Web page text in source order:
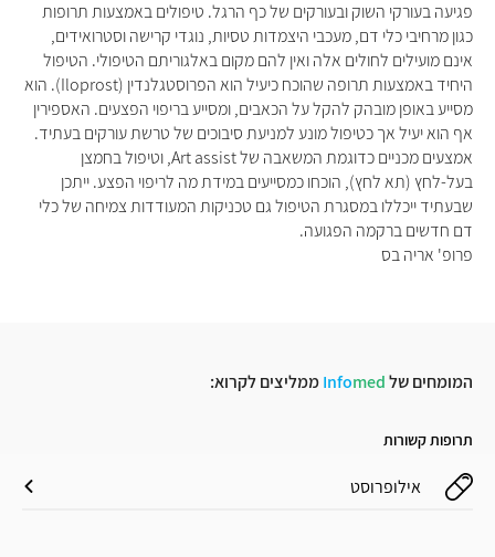
פגיעה בעורקי השוק ובעורקים של כף הרגל. טיפולים באמצעות תרופות
כגון מרחיבי כלי דם, מעכבי היצמדות טסיות, נוגדי קרישה וסטרואידים,
אינם מועילים לחולים אלה ואין להם מקום באלגוריתם הטיפולי. הטיפול
היחיד באמצעות תרופה שהוכח כיעיל הוא הפרוסטגלנדין (Iloprost). הוא
מסייע באופן מובהק להקל על הכאבים, ומסייע בריפוי הפצעים. האספירין
אף הוא יעיל אך כטיפול מונע למניעת סיבוכים של טרשת עורקים בעתיד.
אמצעים מכניים כדוגמת המשאבה של Art assist, וטיפול בחמצן
בעל-לחץ (תא לחץ), הוכחו כמסייעים במידת מה לריפוי הפצע. ייתכן
שבעתיד ייכללו במסגרת הטיפול גם טכניקות המעודדות צמיחה של כלי
דם חדשים ברקמה הפגועה.
פרופ' אריה בס
המומחים של Infomed ממליצים לקרוא:
תרופות קשורות
אילופרוסט